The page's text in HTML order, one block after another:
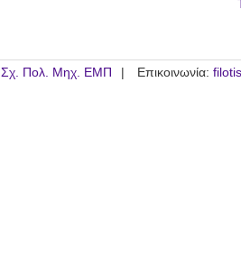
Σχ. Πολ. Μηχ. ΕΜΠ Επικοινωνία: